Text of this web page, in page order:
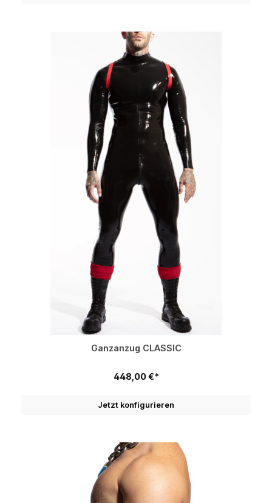
Ganzanzug CLASSIC
448,00 €*
Jetzt konfigurieren